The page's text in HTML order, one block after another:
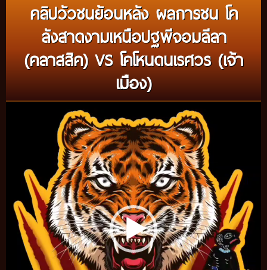
คลิปวัวชนย้อนหลัง ผลการชน โค
ลังสาดงามเหนือปฐพีจอมลีลา
(คลาสสิค) VS โคโหนดนเรศวร (เจ้า
เมือง)